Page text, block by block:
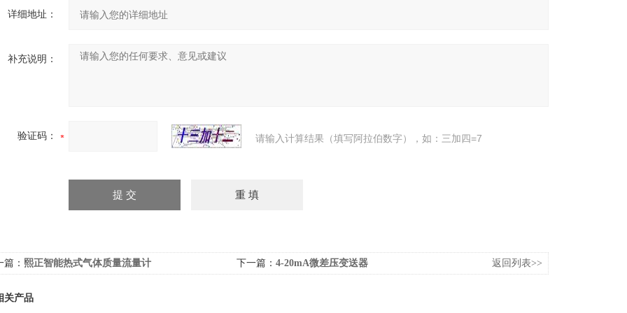
详细地址：
补充说明：
验证码： 请输入计算结果（填写阿拉伯数字），如：三加四=7
篇： 熙正智能热式气体质量流量计 下一篇： 4-20mA微差压变送器 返回列表>>
关产品